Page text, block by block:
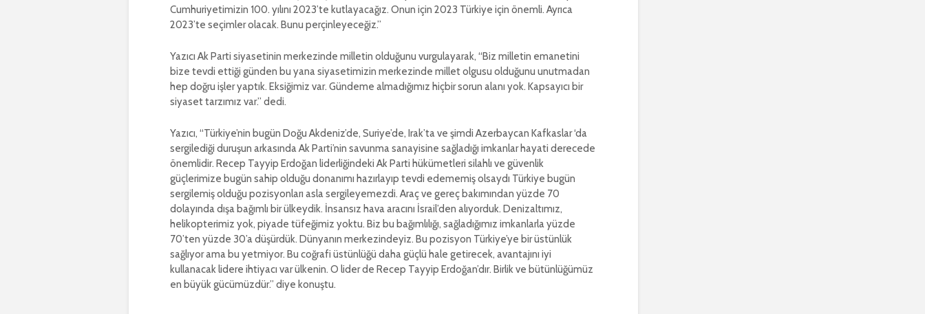
Cumhuriyetimizin 100. yılını 2023’te kutlayacağız. Onun için 2023 Türkiye için önemli. Ayrıca
2023’te seçimler olacak. Bunu perçinleyeceğiz.”
Yazıcı Ak Parti siyasetinin merkezinde milletin olduğunu vurgulayarak, “Biz milletin emanetini
bize tevdi ettiği günden bu yana siyasetimizin merkezinde millet olgusu olduğunu unutmadan
hep doğru işler yaptık. Eksiğimiz var. Gündeme almadığımız hiçbir sorun alanı yok. Kapsayıcı bir
siyaset tarzımız var.” dedi.
Yazıcı, “Türkiye’nin bugün Doğu Akdeniz’de, Suriye’de, Irak’ta ve şimdi Azerbaycan Kafkaslar ‘da
sergilediği duruşun arkasında Ak Parti’nin savunma sanayisine sağladığı imkanlar hayati derecede
önemlidir. Recep Tayyip Erdoğan liderliğindeki Ak Parti hükümetleri silahlı ve güvenlik
güçlerimize bugün sahip olduğu donanımı hazırlayıp tevdi edememiş olsaydı Türkiye bugün
sergilemiş olduğu pozisyonları asla sergileyemezdi. Araç ve gereç bakımından yüzde 70
dolayında dışa bağımlı bir ülkeydik. İnsansız hava aracını İsrail’den alıyorduk. Denizaltımız,
helikopterimiz yok, piyade tüfeğimiz yoktu. Biz bu bağımlılığı, sağladığımız imkanlarla yüzde
70’ten yüzde 30’a düşürdük. Dünyanın merkezindeyiz. Bu pozisyon Türkiye’ye bir üstünlük
sağlıyor ama bu yetmiyor. Bu coğrafi üstünlüğü daha güçlü hale getirecek, avantajını iyi
kullanacak lidere ihtiyacı var ülkenin. O lider de Recep Tayyip Erdoğan’dır. Birlik ve bütünlüğümüz
en büyük gücümüzdür.” diye konuştu.